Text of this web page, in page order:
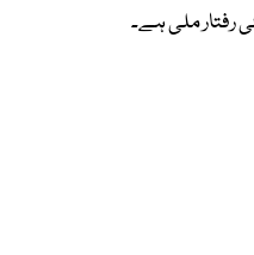
رفتار ملی ہے۔